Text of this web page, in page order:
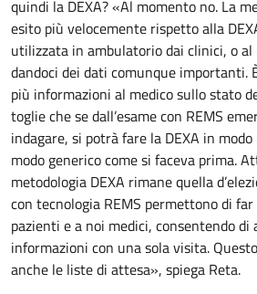
quindi la DEXA? «Al momento no. La
esito più velocemente rispetto alla
utilizzata in ambulatorio dai clinici, o
dandoci dei dati comunque importanti.
più informazioni al medico sullo stato
toglie che se dall’esame con REMS
indagare, si potrà fare la DEXA in
modo generico come si faceva prima.
metodologia DEXA rimane quella
con tecnologia REMS permettono di
pazienti e a noi medici, consentendo di
informazioni con una sola visita.
anche le liste di attesa», spiega Reta.